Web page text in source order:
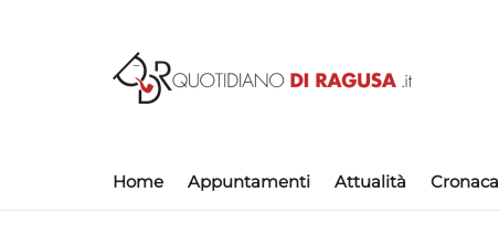
Home Appuntamenti Attualità Cronaca